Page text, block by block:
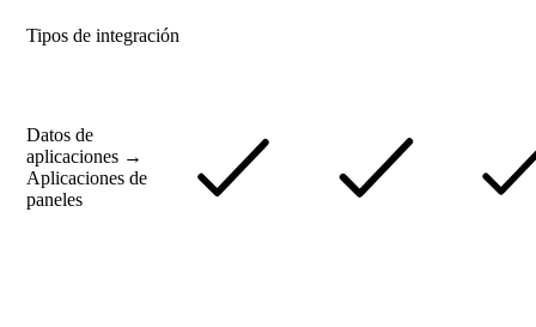
Tipos de integración
Datos de
aplicaciones →
Aplicaciones de
paneles